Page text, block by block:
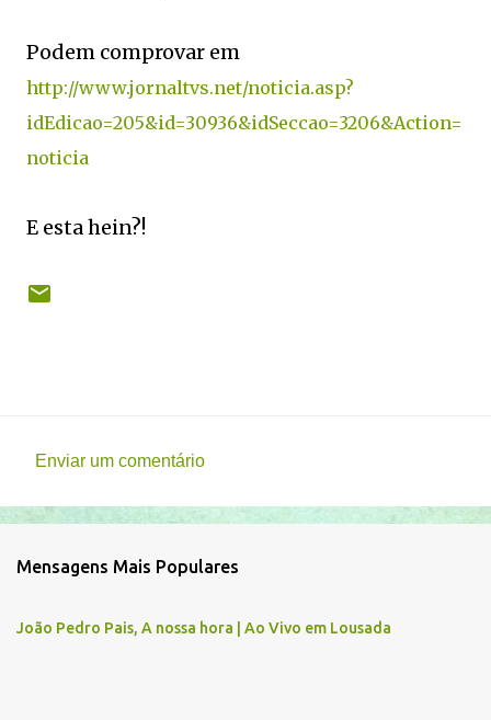
Podem comprovar em
http://www.jornaltvs.net/noticia.asp?
idEdicao=205&id=30936&idSeccao=3206&Action=
noticia
E esta hein?!
o
e
t
Enviar um comentário
Mensagens Mais Populares
João Pedro Pais, A nossa hora | Ao Vivo em Lousada